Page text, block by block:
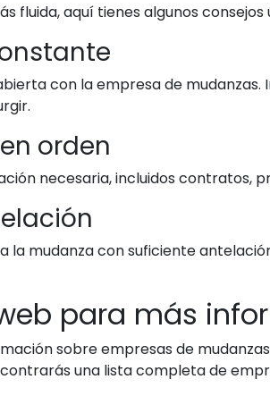
fluida, aquí tienes algunos consejos
con la empresa de
orden
necesaria, incluidos contratos,
mudanza con suficiente
para más
sobre empresas de
una lista completa de